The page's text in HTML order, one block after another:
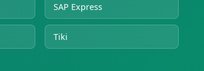
SAP Express
Tiki